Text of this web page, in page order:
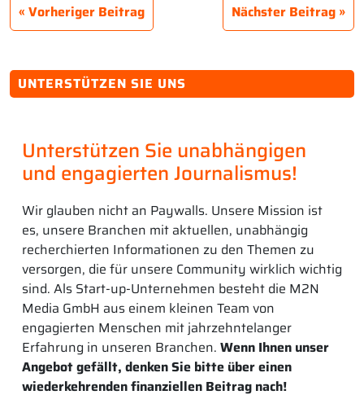
Vorheriger Beitrag Nächster Beitrag
UNTERSTÜTZEN SIE UNS
Unterstützen Sie unabhängigen
und engagierten Journalismus!
Wir glauben nicht an Paywalls. Unsere Mission ist
es, unsere Branchen mit aktuellen, unabhängig
recherchierten Informationen zu den Themen zu
versorgen, die für unsere Community wirklich wichtig
sind. Als Start-up-Unternehmen besteht die M2N
Media GmbH aus einem kleinen Team von
engagierten Menschen mit jahrzehntelanger
Erfahrung in unseren Branchen. Wenn Ihnen unser
Angebot gefällt, denken Sie bitte über einen
wiederkehrenden finanziellen Beitrag nach!